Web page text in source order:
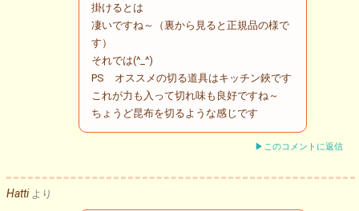
掛けるとは
凄いですね～（裏から見ると正規品の様で
す）
それでは(^_^)
PS オススメの切る道具はキッチン鋏です
これが力も入って切れ味も良好ですね～
ちょうど昆布を切るような感じです
▶このコメントに返信
Hatti より